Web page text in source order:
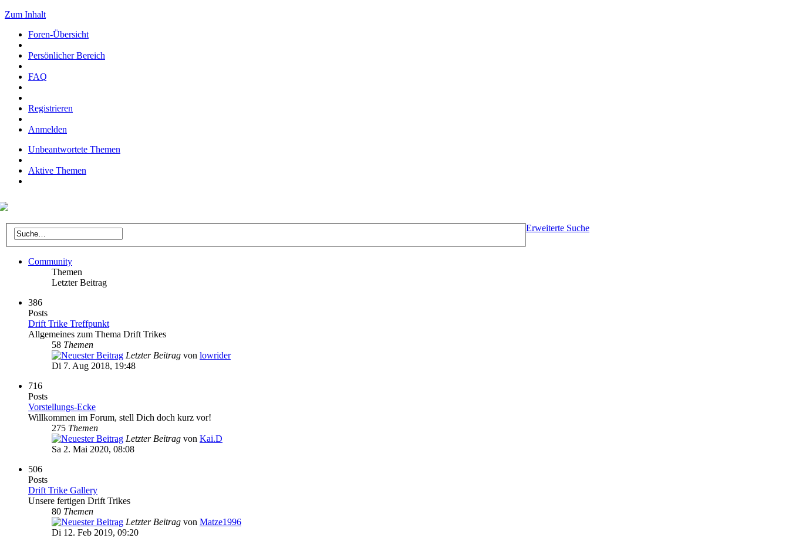
Zum Inhalt
Foren-Übersicht
Persönlicher Bereich
FAQ
Registrieren
Anmelden
Unbeantwortete Themen
Aktive Themen
Erweiterte Suche
Community
Themen
Letzter Beitrag
386
Posts
Drift Trike Treffpunkt
Allgemeines zum Thema Drift Trikes
58 Themen
Letzter Beitrag von lowrider
Di 7. Aug 2018, 19:48
716
Posts
Vorstellungs-Ecke
Willkommen im Forum, stell Dich doch kurz vor!
275 Themen
Letzter Beitrag von Kai.D
Sa 2. Mai 2020, 08:08
506
Posts
Drift Trike Gallery
Unsere fertigen Drift Trikes
80 Themen
Letzter Beitrag von Matze1996
Di 12. Feb 2019, 09:20